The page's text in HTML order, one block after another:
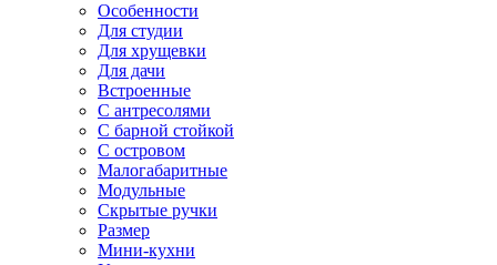
Особенности
Для студии
Для хрущевки
Для дачи
Встроенные
С антресолями
С барной стойкой
С островом
Малогабаритные
Модульные
Скрытые ручки
Размер
Мини-кухни